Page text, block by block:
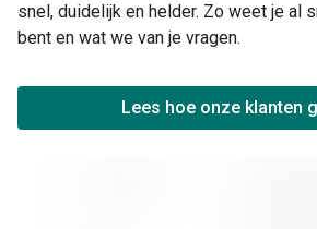
snel, duidelijk en helder. Zo weet je al
bent en wat we van je vragen.
Lees hoe onze klanten